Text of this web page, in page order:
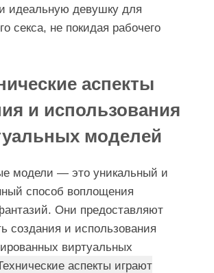
идеальную девушку для
секса, не покидая рабочего
аспекты
и использования
моделей
модели — это уникальный и
способ воплощения
Они предоставляют
создания и использования
виртуальных
аспекты играют